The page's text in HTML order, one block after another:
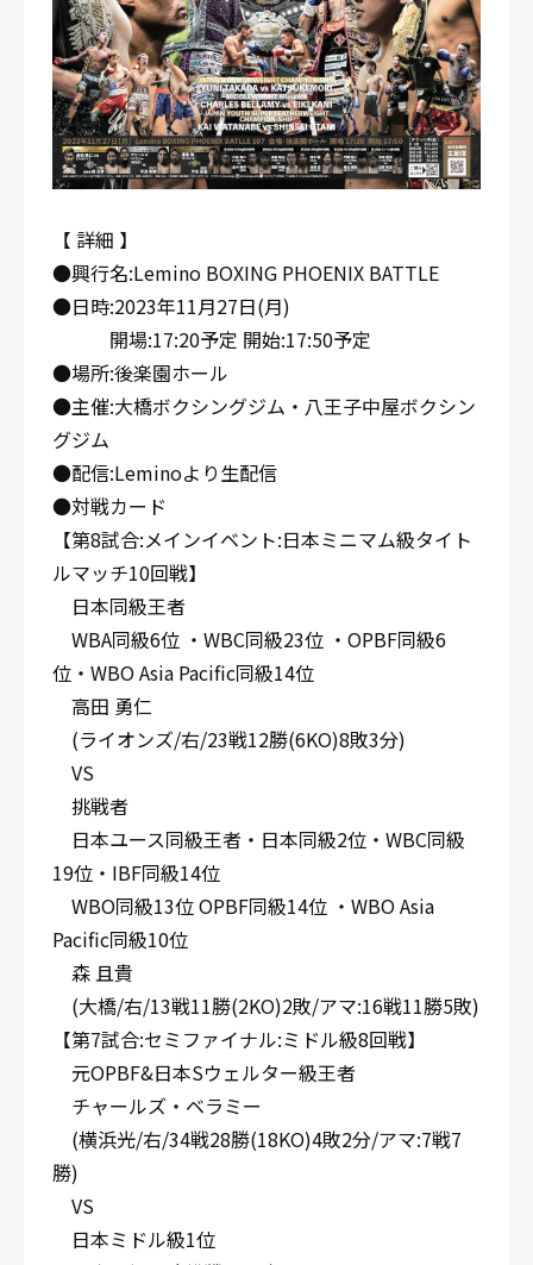
【 詳細 】
●興行名:Lemino BOXING PHOENIX BATTLE
●日時:2023年11月27日(月)
開場:17:20予定 開始:17:50予定
●場所:後楽園ホール
●主催:大橋ボクシングジム・八王子中屋ボクシン
グジム
●配信:Leminoより生配信
●対戦カード
【第8試合:メインイベント:日本ミニマム級タイト
ルマッチ10回戦】
日本同級王者
WBA同級6位 ・WBC同級23位 ・OPBF同級6
位・WBO Asia Pacific同級14位
高田 勇仁
(ライオンズ/右/23戦12勝(6KO)8敗3分)
VS
挑戦者
日本ユース同級王者・日本同級2位・WBC同級
19位・IBF同級14位
WBO同級13位 OPBF同級14位 ・WBO Asia
Pacific同級10位
森 且貴
(大橋/右/13戦11勝(2KO)2敗/アマ:16戦11勝5敗)
【第7試合:セミファイナル:ミドル級8回戦】
元OPBF&日本Sウェルター級王者
チャールズ・ベラミー
(横浜光/右/34戦28勝(18KO)4敗2分/アマ:7戦7
勝)
VS
日本ミドル級1位